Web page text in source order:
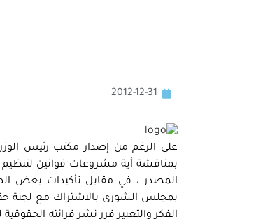
2012-12-31
بمناقشة أية مشروعات قوانين لتنظيم
المصدر ، في مقابل تأكيدات بعض
بمجلس الشورى بالاشتراك مع لجنة
الفكر والتعبير قرر نشر قرائته